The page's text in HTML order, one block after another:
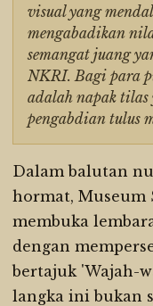
visual yang
mengabadikan
semangat juang
NKRI. Bagi para
adalah napak tilas
pengabdian tulus
Dalam balutan
hormat, Museum
membuka
dengan
bertajuk 'Wajah-
langka ini bukan